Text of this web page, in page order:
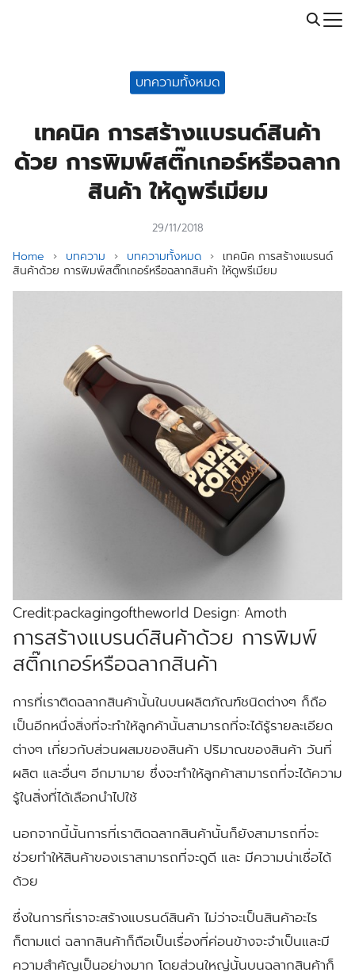
Call: 064-246-5614 | Line: @thaiprintshop
บทความทั้งหมด
เทคนิค การสร้างแบรนด์สินค้า
ด้วย การพิมพ์สติ๊กเกอร์หรือฉลาก
สินค้า ให้ดูพรีเมียม
29/11/2018
Home › บทความ › บทความทั้งหมด › เทคนิค การสร้างแบรนด์
สินค้าด้วย การพิมพ์สติ๊กเกอร์หรือฉลากสินค้า ให้ดูพรีเมียม
Credit:packagingoftheworld Design: Amoth
การสร้างแบรนด์สินค้าด้วย การพิมพ์
สติ๊กเกอร์หรือฉลากสินค้า
การที่เราติดฉลากสินค้านั้นในบนผลิตภัณฑ์ชนิดต่างๆ ก็ถือ
เป็นอีกหนึ่งสิ่งที่จะทำให้ลูกค้านั้นสามารถที่จะได้รู้รายละเอียด
ต่างๆ เกี่ยวกับส่วนผสมของสินค้า ปริมาณของสินค้า วันที่
ผลิต และอื่นๆ อีกมามาย ซึ่งจะทำให้ลูกค้าสามารถที่จะได้ความ
รู้ในสิ่งที่ได้เลือกนำไปใช้
นอกจากนี้นั้นการที่เราติดฉลากสินค้านั้นก็ยังสามารถที่จะ
ช่วยทำให้สินค้าของเราสามารถที่จะดูดี และ มีความน่าเชื่อได้
ด้วย
ซึ่งในการที่เราจะสร้างแบรนด์สินค้า ไม่ว่าจะเป็นสินค้าอะไร
ก็ตามแต่ ฉลากสินค้าก็ถือเป็นเรื่องที่ค่อนข้างจะจำเป็นและมี
ความสำคัญเป็นอย่างมาก โดยส่วนใหญ่นั้นบนฉลากสินค้าก็